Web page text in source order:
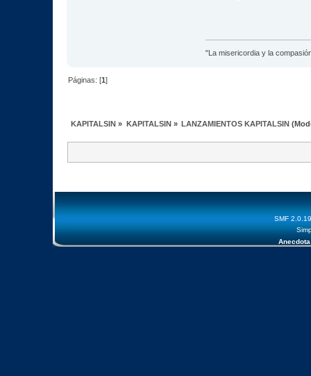
"La misericordia y la
Páginas: [1]
KAPITALSIN » KAPITALSIN» LANZAMIENTOS KAPITALSIN
SMF 2.0.19
Anecdota